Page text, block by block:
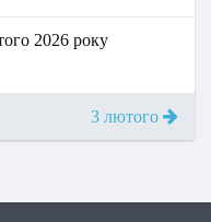
2026 року
3 лютого